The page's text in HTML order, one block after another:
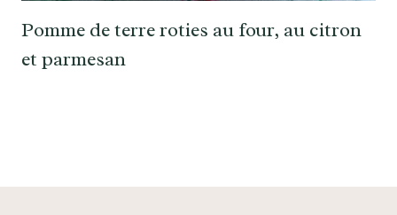
Pomme de terre roties au four, au citron
et parmesan